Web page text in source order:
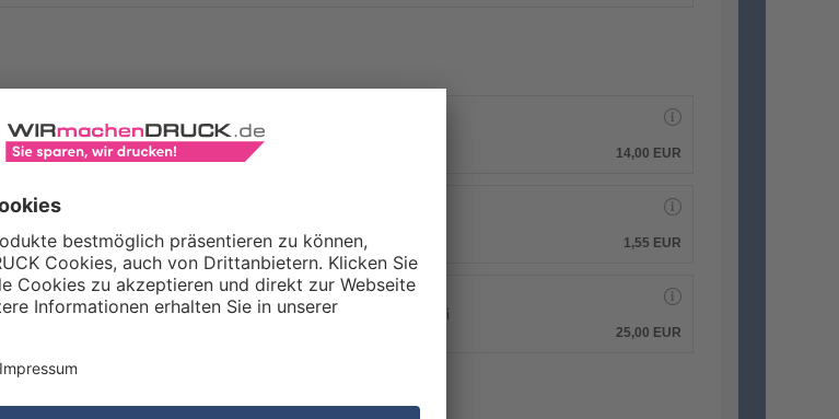
(von Experten empf.)
14,00 EUR
1,55 EUR
Daten (Word, Illustrator oder InDesign) in eine PDF-Druckdatei
25,00 EUR